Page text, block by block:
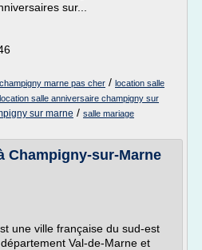
sur...
marne pas cher / location salle
location salle anniversaire champigny sur
sur marne / salle mariage
Champigny-sur-Marne
une ville française du sud-est
Val-de-Marne et